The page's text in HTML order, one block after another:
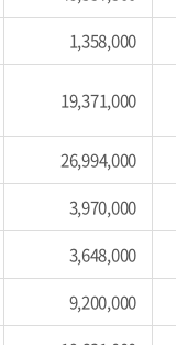
1,358,000
19,371,000
26,994,000
3,970,000
3,648,000
9,200,000